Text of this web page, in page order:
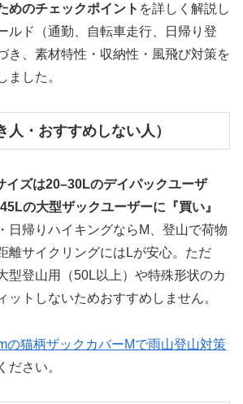
めのチェックポイント を詳しく解説し
ルド（通勤、自転車走行、日帰り登
き、素材特性・収納性・風飛び対策を
ました。
人・おすすめしない人）
イズは20–30Lのデイパックユーザ
の大型ザックユーザーに『買い』
日帰りハイキングならM、登山で荷物
離サイクリングにはLが安心。ただ
型登山用（50L以上）や特殊形状のカ
ットしないためおすすめしません。
の猫柄ザックカバーMで雨山登山対策
ださい。